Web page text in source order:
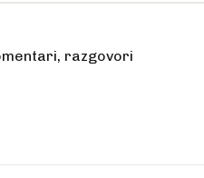
razgovori